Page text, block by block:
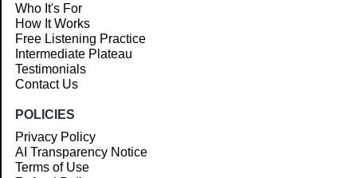
Who It's For
How It Works
Free Listening Practice
Intermediate Plateau
Testimonials
Contact Us
POLICIES
Privacy Policy
AI Transparency Notice
Terms of Use